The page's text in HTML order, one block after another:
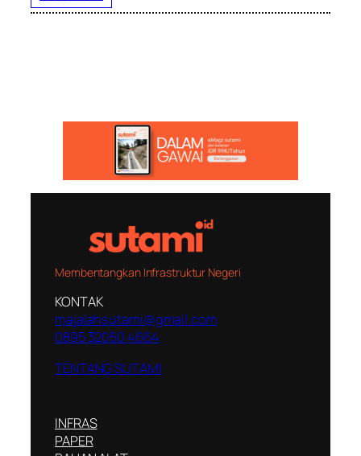
Membentangkan Infrastruktur Negeri
KONTAK
majalahsutami@gmail.com
0895 32050 4664
TENTANG SUTAMI
INFRAS
PAPER